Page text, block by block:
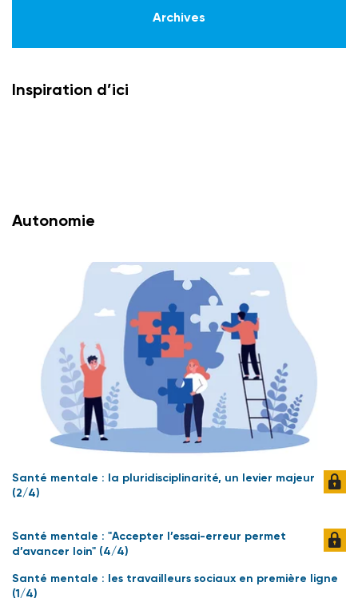
Archives
Inspiration d’ici
Autonomie
Santé mentale : la pluridisciplinarité, un levier majeur
(2/4)
Santé mentale : "Accepter l’essai-erreur permet
d’avancer loin" (4/4)
Santé mentale : les travailleurs sociaux en première ligne
(1/4)